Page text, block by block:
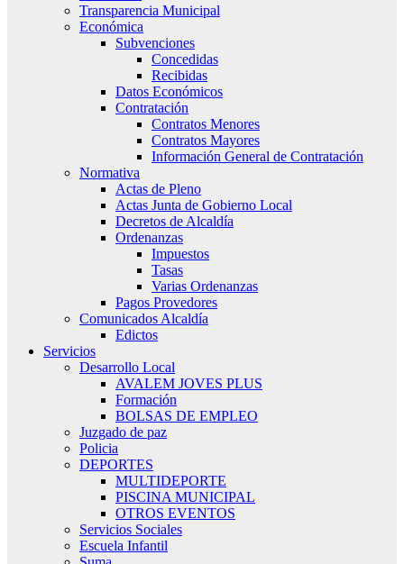
Transparencia Municipal
Económica
Subvenciones
Concedidas
Recibidas
Datos Económicos
Contratación
Contratos Menores
Contratos Mayores
Información General de Contratación
Normativa
Actas de Pleno
Actas Junta de Gobierno Local
Decretos de Alcaldía
Ordenanzas
Impuestos
Tasas
Varias Ordenanzas
Pagos Provedores
Comunicados Alcaldía
Edictos
Servicios
Desarrollo Local
AVALEM JOVES PLUS
Formación
BOLSAS DE EMPLEO
Juzgado de paz
Policia
DEPORTES
MULTIDEPORTE
PISCINA MUNICIPAL
OTROS EVENTOS
Servicios Sociales
Escuela Infantil